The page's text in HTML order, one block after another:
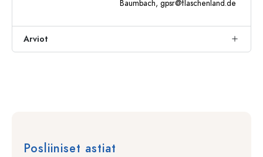
Baumbach, gpsr@flaschenland.de
Arviot
Posliiniset astiat